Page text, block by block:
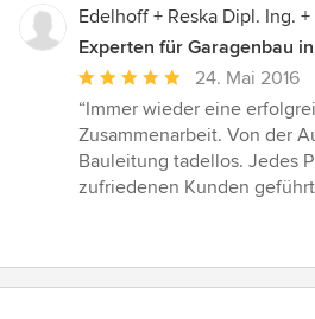
Edelhoff + Reska Dipl. Ing.
Experten für Garagenbau
Durchschnittliche
Bewertung:
5
von
5
24. Mai 2016
“Immer wieder eine
Zusammenarbeit. Von der
Bauleitung tadellos. Jedes
zufriedenen Kunden